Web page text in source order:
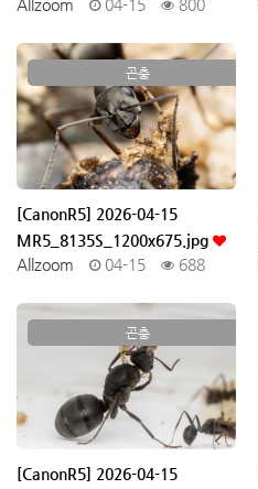
Allzoom
04-15 800
곤충
[CanonR5] 2026-04-15
MR5_8135S_1200x675.jpg
Allzoom
04-15 688
곤충
[CanonR5] 2026-04-15